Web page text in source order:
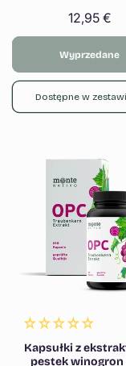
Cena
regularna
12,95 €
Wyprzedane
Dostępne w
Kapsułki z
pestek winogron